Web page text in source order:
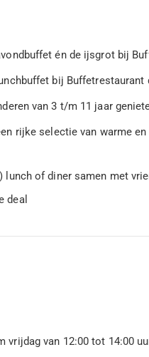
én de ijsgrot bij
bij Buffetrestaurant
van 3 t/m 11 jaar
rijke selectie van warme
lunch of diner samen met
deal
vrijdag van 12:00 tot 14:00